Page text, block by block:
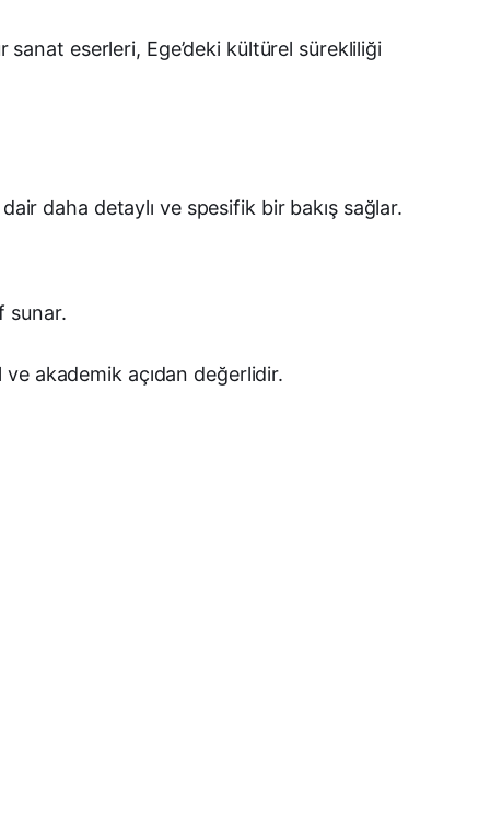
eserleri, Ege’deki kültürel sürekliliği
daha detaylı ve spesifik bir bakış sağlar.
sunar.
akademik açıdan değerlidir.